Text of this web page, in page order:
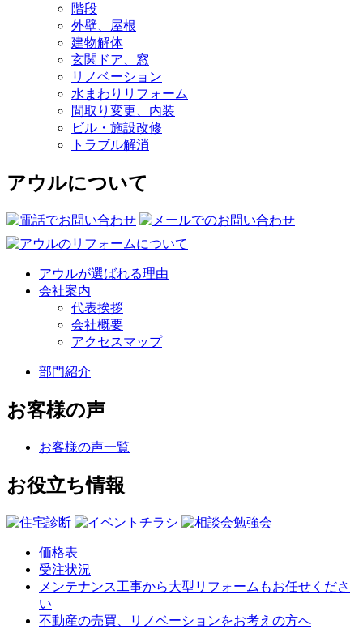
階段
外壁、屋根
建物解体
玄関ドア、窓
リノベーション
水まわりリフォーム
間取り変更、内装
ビル・施設改修
トラブル解消
アウルについて
アウルが選ばれる理由
会社案内
代表挨拶
会社概要
アクセスマップ
部門紹介
お客様の声
お客様の声一覧
お役立ち情報
価格表
受注状況
メンテナンス工事から大型リフォームもお任せくださ
い
不動産の売買、リノベーションをお考えの方へ